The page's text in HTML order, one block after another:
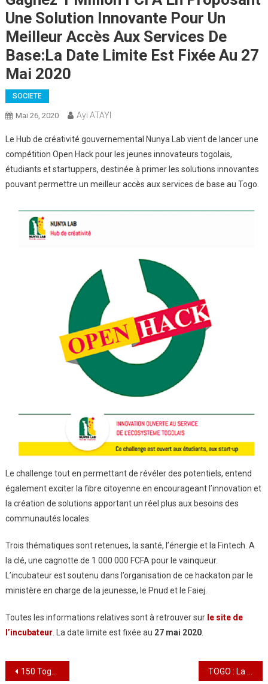
Une Solution Innovante Pour Un
Meilleur Accès Aux Services De
Base:La Date Limite Est Fixée Au 27
Mai 2020
SOCIETE
Mai 26, 2020 Ayi ATAYI
Le Hub de créativité gouvernemental Nunya Lab vient de lancer une
compétition Open Hack pour les jeunes innovateurs togolais,
étudiants et startuppers, destinée à primer les solutions innovantes
pouvant permettre un meilleur accès aux services de base au Togo.
Le challenge tout en permettant de révéler des potentiels, entend
également exciter la fibre citoyenne en encourageant l’innovation et
la création de solutions apportant un réel plus aux besoins des
communautés locales.
Trois thématiques sont retenues, la santé, l’énergie et la Fintech. A
la clé, une cagnotte de 1 000 000 FCFA pour le vainqueur.
L’incubateur est soutenu dans l’organisation de ce hackaton par le
ministère en charge de la jeunesse, le Pnud et le Faiej.
Toutes les informations relatives sont à retrouver sur le site de
l’incubateur . La date limite est fixée au 27 mai 2020.
Navigation
150 Togolais rapatriés de France et du Koweït